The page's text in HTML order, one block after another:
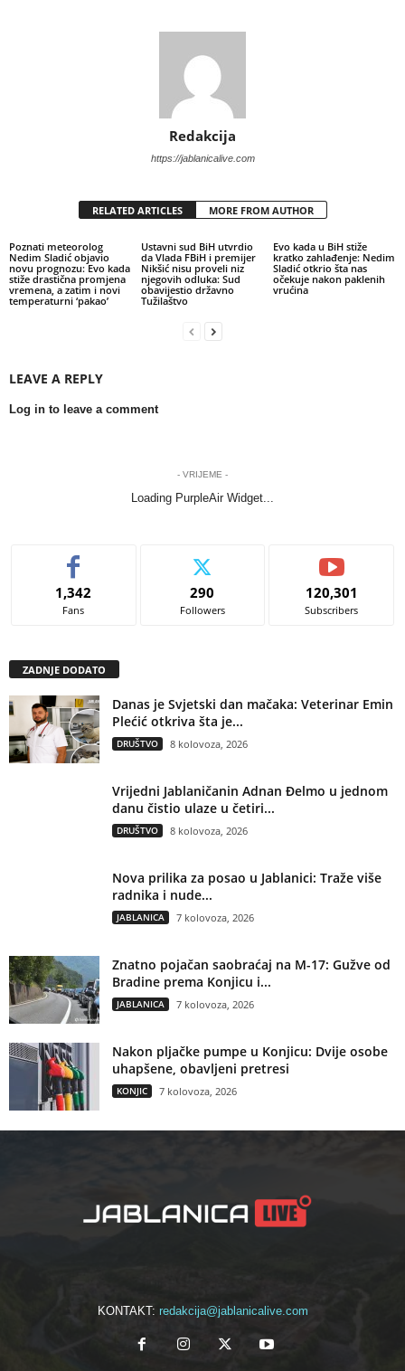
Redakcija
https://jablanicalive.com
RELATED ARTICLES MORE FROM AUTHOR
Poznati meteorolog
Nedim Sladić objavio
novu prognozu: Evo kada
stiže drastična promjena
vremena, a zatim i novi
temperaturni ‘pakao’
Ustavni sud BiH utvrdio
da Vlada FBiH i premijer
Nikšić nisu proveli niz
njegovih odluka: Sud
obavijestio državno
Tužilaštvo
Evo kada u BiH stiže
kratko zahlađenje: Nedim
Sladić otkrio šta nas
očekuje nakon paklenih
vrućina
LEAVE A REPLY
Log in to leave a comment
- VRIJEME -
Loading PurpleAir Widget...
1,342
Fans
290
Followers
120,301
Subscribers
ZADNJE DODATO
Danas je Svjetski dan mačaka: Veterinar Emin
Plećić otkriva šta je...
DRUŠTVO 8 kolovoza, 2026
Vrijedni Jablaničanin Adnan Đelmo u jednom
danu čistio ulaze u četiri...
DRUŠTVO 8 kolovoza, 2026
Nova prilika za posao u Jablanici: Traže više
radnika i nude...
JABLANICA 7 kolovoza, 2026
Znatno pojačan saobraćaj na M-17: Gužve od
Bradine prema Konjicu i...
JABLANICA 7 kolovoza, 2026
Nakon pljačke pumpe u Konjicu: Dvije osobe
uhapšene, obavljeni pretresi
KONJIC 7 kolovoza, 2026
KONTAKT: redakcija@jablanicalive.com